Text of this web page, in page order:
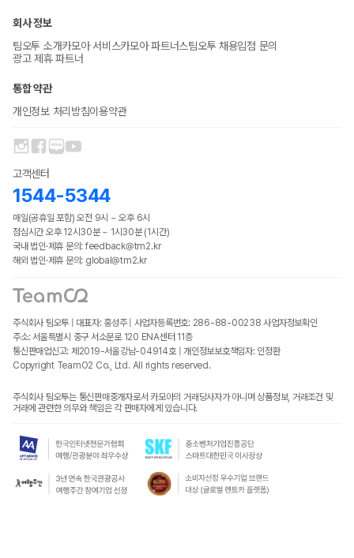
회사 정보
팀오투 소개카모아 서비스카모아 파트너스팀오투 채용입점 문의
광고 제휴 파트너
통합 약관
개인정보 처리방침이용약관
고객센터
1544-5344
매일(공휴일 포함) 오전 9시 ~ 오후 6시
점심시간 오후 12시30분 ~ 1시30분 (1시간)
국내 법인·제휴 문의: feedback@tm2.kr
해외 법인·제휴 문의: global@tm2.kr
주식회사 팀오투 | 대표자: 홍성주 | 사업자등록번호: 286-88-00238 사업자정보확인
주소: 서울특별시 중구 서소문로 120 ENA센터 11층
통신판매업신고: 제2019-서울강남-04914호 | 개인정보보호책임자: 인정환
Copyright TeamO2 Co., Ltd. All rights reserved.
주식회사 팀오투는 통신판매중개자로서 카모아의 거래당사자가 아니며 상품정보, 거래조건 및
거래에 관련한 의무와 책임은 각 판매자에게 있습니다.